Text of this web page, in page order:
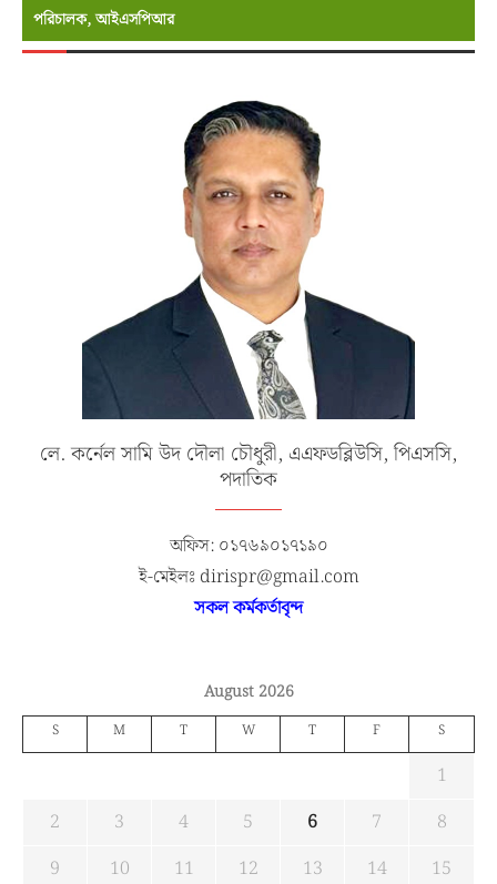
পরিচালক, আইএসপিআর
লে. কর্নেল সামি উদ দৌলা চৌধুরী, এএফডব্লিউসি, পিএসসি,
পদাতিক
অফিস: ০১৭৬৯০১৭১৯০
ই-মেইলঃ dirispr@gmail.com
সকল কর্মকর্তাবৃন্দ
August 2026
S M T W T F S
1
2
3 4 5 6 7
8
9
10 11 12 13 14
15